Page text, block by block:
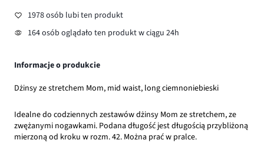
1978 osób lubi ten produkt
164 osób oglądało ten produkt w ciągu 24h
Informacje o produkcie
Dżinsy ze stretchem Mom, mid waist, long ciemnoniebieski
Idealne do codziennych zestawów dżinsy Mom ze stretchem, ze
zwężanymi nogawkami. Podana długość jest długością przybliżoną
mierzoną od kroku w rozm. 42. Można prać w pralce.